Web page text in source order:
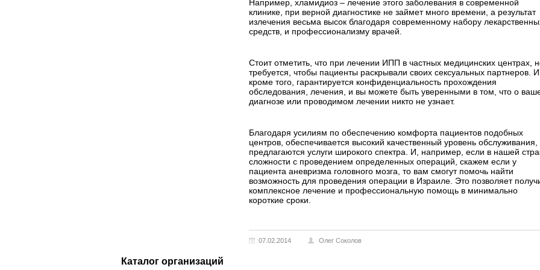
Например, хламидиоз – лечение этого заболевания в современной
клинике, при верной диагностике не займет много времени, а результат
излечения весьма высок благодаря современному набору
средств, и профессионализму врачей.
Стоит отметить, что при лечении ИПП в частных медицинских центрах,
требуется, чтобы пациенты раскрывали своих сексуальных партнеров. И
кроме того, гарантируется конфиденциальность прохождения
обследования, лечения, и вы можете быть уверенными в том, что о
диагнозе или проводимом лечении никто не узнает.
Благодаря усилиям по обеспечению комфорта пациентов подобных
центров, обеспечивается высокий качественный уровень обслуживания,
предлагаются услуги широкого спектра. И, например, если в нашей
сложности с проведением определенных операций, скажем если у
пациента аневризма головного мозга, то вам смогут помочь найти
возможность для проведения операции в Израиле. Это позволяет
комплексное лечение и профессиональную помощь в минимально
короткие сроки.
07.02.2014 Олег Соколов
Каталог организаций